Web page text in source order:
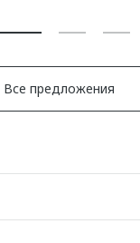
Все предложения